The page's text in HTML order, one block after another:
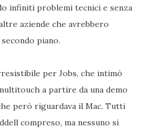
infiniti problemi tecnici e senza
aziende che avrebbero
piano.
per Jobs, che intimò
a partire da una demo
però riguardava il Mac. Tutti
compreso, ma nessuno si